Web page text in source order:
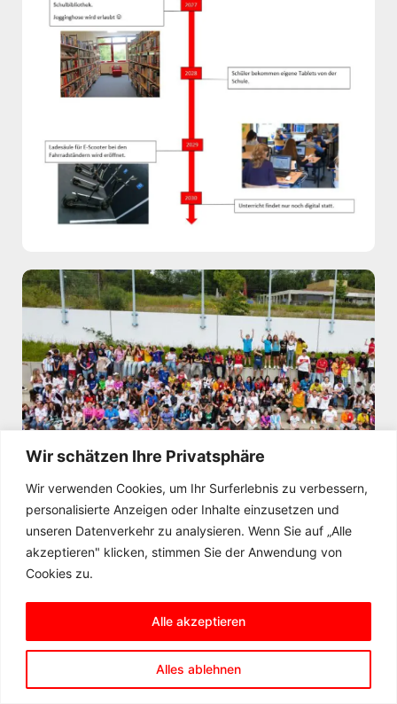
Wir schätzen Ihre Privatsphäre
Wir verwenden Cookies, um Ihr Surferlebnis zu verbessern,
personalisierte Anzeigen oder Inhalte einzusetzen und
unseren Datenverkehr zu analysieren. Wenn Sie auf „Alle
akzeptieren" klicken, stimmen Sie der Anwendung von
Cookies zu.
Alles ablehnen
Alle akzeptieren
Motto-Tage der SMV
Motto-Tage der SMV